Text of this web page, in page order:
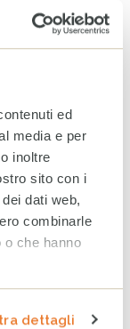
ed
media e per
inoltre
sito con i
dati web,
combinarle
o che hanno
dettagli
in 6 anni la